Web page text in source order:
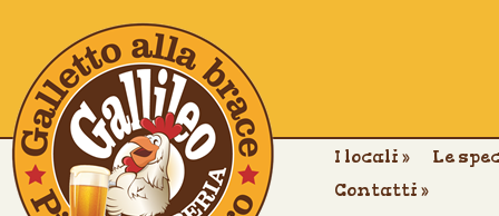
I locali »
Le
Contatti »